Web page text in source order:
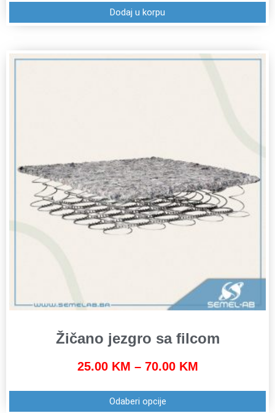
Dodaj u korpu
Žičano jezgro sa filcom
25.00 KM – 70.00 KM
Odaberi opcije